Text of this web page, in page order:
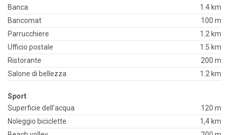
Banca
1.4 km
Bancomat
100 m
Parrucchiere
1.2 km
Ufficio postale
1.5 km
Ristorante
200 m
Salone di bellezza
1.2 km
Sport
Superficie dell'acqua
120 m
Noleggio biciclette
1,4 km